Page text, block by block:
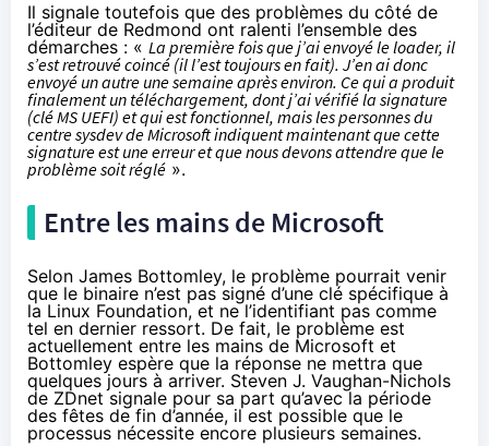
Il signale toutefois que des problèmes du côté de
l’éditeur de Redmond ont ralenti l’ensemble des
démarches : « La première fois que j’ai envoyé le loader, il
s’est retrouvé coincé (il l’est toujours en fait). J’en ai donc
envoyé un autre une semaine après environ. Ce qui a produit
finalement un téléchargement, dont j’ai vérifié la signature
(clé MS UEFI) et qui est fonctionnel, mais les personnes du
centre sysdev de Microsoft indiquent maintenant que cette
signature est une erreur et que nous devons attendre que le
problème soit réglé ».
Entre les mains de Microsoft
Selon James Bottomley, le problème pourrait venir
que le binaire n’est pas signé d’une clé spécifique à
la Linux Foundation, et ne l’identifiant pas comme
tel en dernier ressort. De fait, le problème est
actuellement entre les mains de Microsoft et
Bottomley espère que la réponse ne mettra que
quelques jours à arriver. Steven J. Vaughan-Nichols
de ZDnetsignale pour sa part qu’avec la période
des fêtes de fin d’année, il est possible que le
processus nécessite encore plusieurs semaines.